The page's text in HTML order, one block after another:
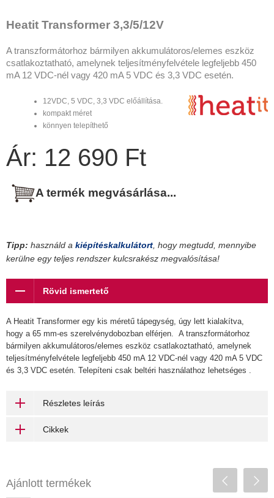
Heatit Transformer 3,3/5/12V
A transzformátorhoz bármilyen akkumulátoros/elemes eszköz
csatlakoztatható, amelynek teljesítményfelvétele legfeljebb 450
mA 12 VDC-nél vagy 420 mA 5 VDC és 3,3 VDC esetén.
12VDC, 5 VDC, 3,3 VDC előállítása.
kompakt méret
könnyen telepíthető
Ár: 12 690 Ft
A termék megvásárlása...
Tipp: használd a kiépítéskalkulátort , hogy megtudd, mennyibe
kerülne egy teljes rendszer kulcsrakész megvalósítása!
Rövid ismertető
A Heatit Transformer egy kis méretű tápegység, úgy lett kialakítva,
hogy a 65 mm-es szerelvénydobozban elférjen. A transzformátorhoz
bármilyen akkumulátoros/elemes eszköz csatlakoztatható, amelynek
teljesítményfelvétele legfeljebb 450 mA 12 VDC-nél vagy 420 mA 5 VDC
és 3,3 VDC esetén. Telepíteni csak beltéri használathoz lehetséges .
Részletes leírás
Cikkek
Ajánlott termékek